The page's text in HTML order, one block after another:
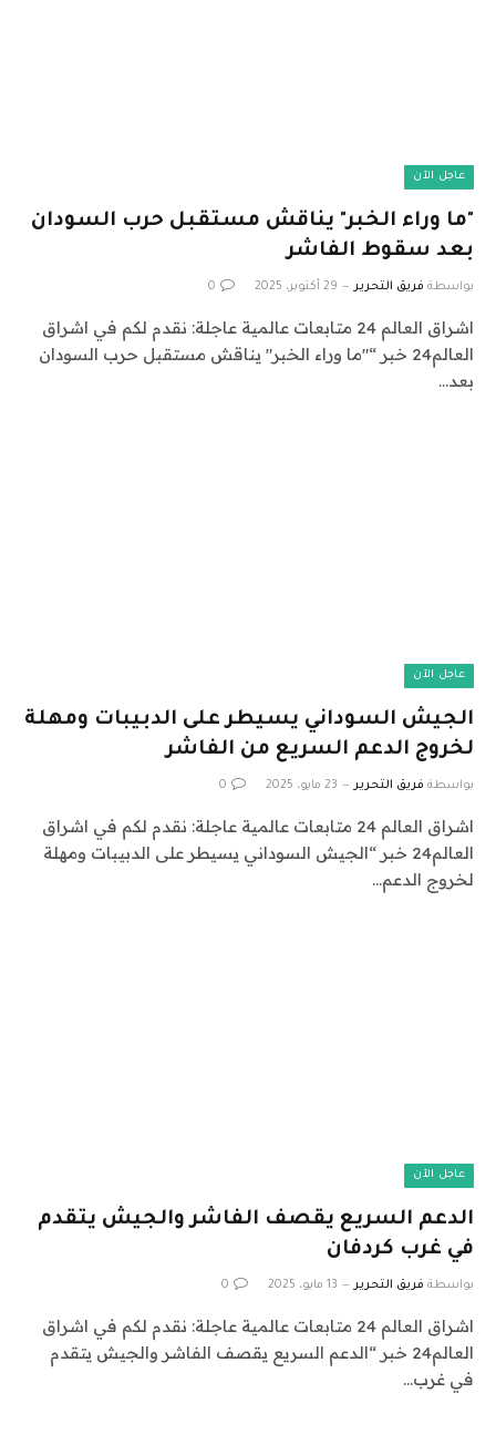
عاجل الآن
"ما وراء الخبر" يناقش مستقبل حرب السودان
بعد سقوط الفاشر
بواسطة فريق التحرير 29 أكتوبر، 2025 0
اشراق العالم 24 متابعات عالمية عاجلة: نقدم لكم في اشراق
العالم24 خبر “"ما وراء الخبر" يناقش مستقبل حرب السودان
بعد…
عاجل الآن
الجيش السوداني يسيطر على الدبيبات ومهلة
لخروج الدعم السريع من الفاشر
بواسطة فريق التحرير 23 مايو، 2025 0
اشراق العالم 24 متابعات عالمية عاجلة: نقدم لكم في اشراق
العالم24 خبر “الجيش السوداني يسيطر على الدبيبات ومهلة
لخروج الدعم…
عاجل الآن
الدعم السريع يقصف الفاشر والجيش يتقدم
في غرب كردفان
بواسطة فريق التحرير 13 مايو، 2025 0
اشراق العالم 24 متابعات عالمية عاجلة: نقدم لكم في اشراق
العالم24 خبر “الدعم السريع يقصف الفاشر والجيش يتقدم
في غرب…